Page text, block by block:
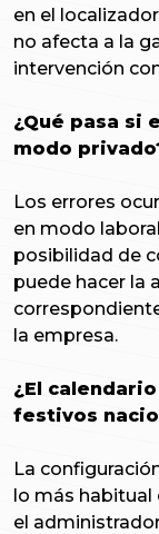
en el
no afecta a la
intervención
¿Qué pasa si
modo
Los errores
en modo
posibilidad de
puede hacer la
la empresa.
¿El
festivos
La
lo más habitual
el